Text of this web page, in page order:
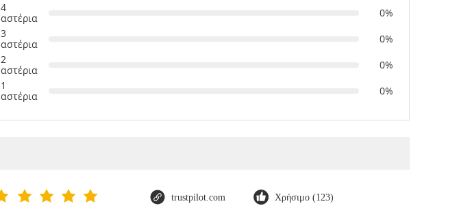
4
αστέρια
0%
3
αστέρια
0%
2
αστέρια
0%
1
αστέρια
0%
trustpilot.com Χρήσιμο (123)